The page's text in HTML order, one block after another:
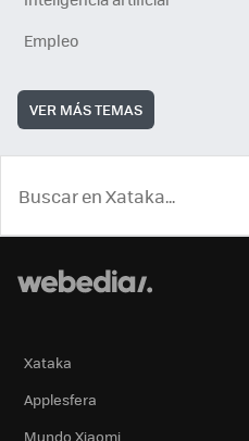
Empleo
VER MÁS TEMAS
Xataka
Applesfera
Mundo Xiaomi